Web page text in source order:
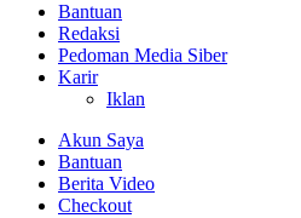
Bantuan
Redaksi
Pedoman Media Siber
Karir
Iklan
Akun Saya
Bantuan
Berita Video
Checkout